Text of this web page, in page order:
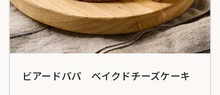
ビアードパパ ベイクドチーズケーキ